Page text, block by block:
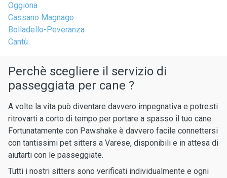
Oggiona
Cassano Magnago
Bolladello-Peveranza
Cantù
Perchè scegliere il servizio di
passeggiata per cane ?
A volte la vita può diventare davvero impegnativa e potresti
ritrovarti a corto di tempo per portare a spasso il tuo cane.
Fortunatamente con Pawshake è davvero facile connettersi
con tantissimi pet sitters a Varese, disponibili e in attesa di
aiutarti con le passeggiate.
Tutti i nostri sitters sono verificati individualmente e ogni